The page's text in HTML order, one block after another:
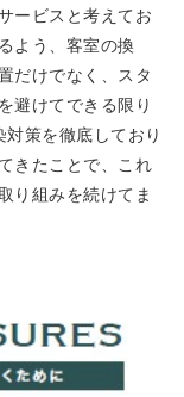
ービスと考えてお
よう、客室の換
だけでなく、スタ
避けてできる限り
策を徹底しており
きたことで、これ
り組みを続けてま